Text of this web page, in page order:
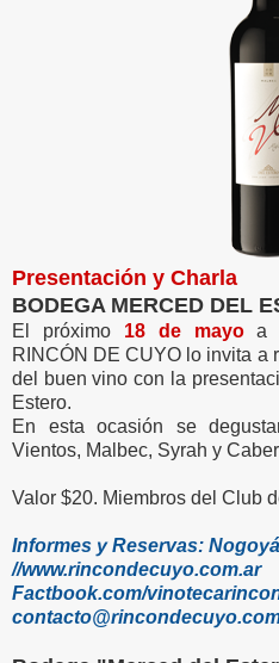
Presentación y Charla
BODEGA MERCED DEL
El próximo 18 de mayoa
RINCÓN DE CUYO lo invita a
del buen vino con la
Estero.
En esta ocasión se
Vientos, Malbec, Syrah y
Valor $20. Miembros del Club
Informes y Reservas:
//www.rincondecuyo.com.ar
Factbook.com/